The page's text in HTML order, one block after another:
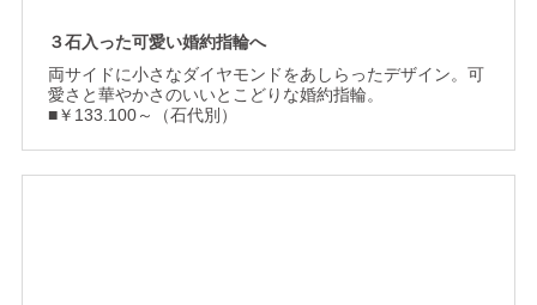
３石入った可愛い婚約指輪へ
両サイドに小さなダイヤモンドをあしらったデザイン。可
愛さと華やかさのいいとこどりな婚約指輪。
■￥133.100～（石代別）